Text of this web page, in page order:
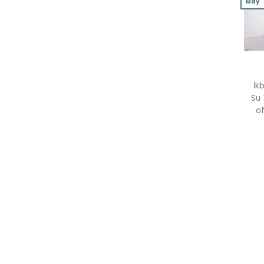
Su